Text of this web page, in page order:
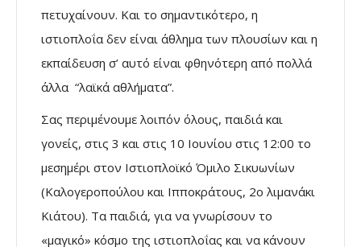
πετυχαίνουν. Και το σημαντικότερο, η
ιστιοπλοΐα δεν είναι άθλημα των πλουσίων και η
εκπαίδευση σ’ αυτό είναι φθηνότερη από πολλά
άλλα “λαϊκά αθλήματα”.
Σας περιμένουμε λοιπόν όλους, παιδιά και
γονείς, στις 3 και στις 10 Ιουνίου στις 12:00 το
μεσημέρι στον Ιστιοπλοϊκό Όμιλο Σικυωνίων
(Καλογεροπούλου και Ιπποκράτους, 2ο λιμανάκι
Κιάτου). Τα παιδιά, για να γνωρίσουν το
«μαγικό» κόσμο της ιστιοπλοΐας και να κάνουν